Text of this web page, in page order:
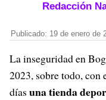
Redacción
Publicado: 19 de enero de
La inseguridad en
2023, sobre todo, con
días una tienda